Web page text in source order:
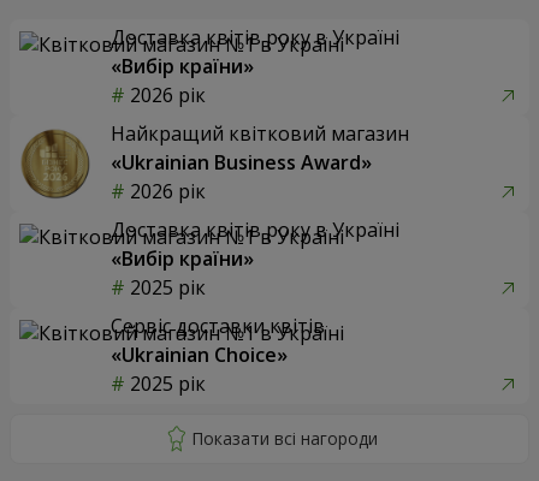
Доставка квітів року в Україні
«Вибір країни»
2026 рік
Найкращий квітковий магазин
«Ukrainian Business Award»
2026 рік
Доставка квітів року в Україні
«Вибір країни»
2025 рік
Сервіс доставки квітів
«Ukrainian Choice»
2025 рік